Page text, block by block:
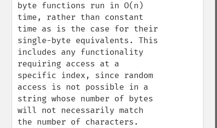
byte functions run in O(n)
time, rather than constant
time as is the case for their
single-byte equivalents. This
includes any functionality
requiring access at a
specific index, since random
access is not possible in a
string whose number of bytes
will not necessarily match
the number of characters.